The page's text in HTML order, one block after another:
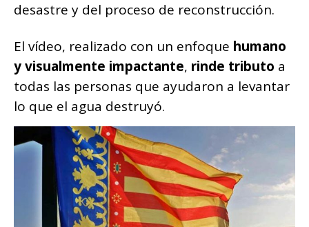
desastre y del proceso de reconstrucción.
El vídeo, realizado con un enfoque humano
y visualmente impactante, rinde tributo a
todas las personas que ayudaron a levantar
lo que el agua destruyó.